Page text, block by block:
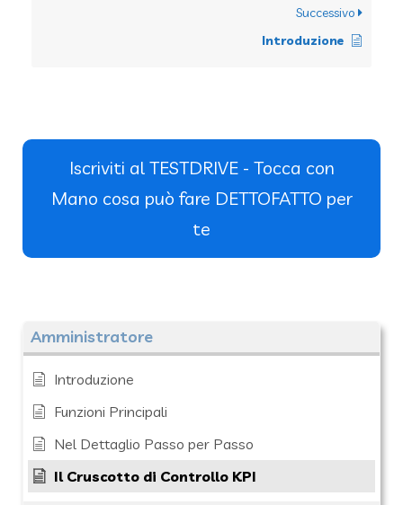
Amministratore
Introduzione
Funzioni Principali
Nel Dettaglio Passo per Passo
Il Cruscotto di Controllo KPI
Successivo
Introduzione
Iscriviti al TESTDRIVE - Tocca con
Mano cosa può fare DETTOFATTO per
te